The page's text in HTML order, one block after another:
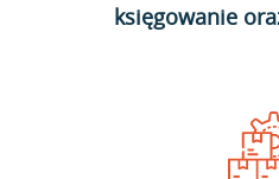
księgowanie